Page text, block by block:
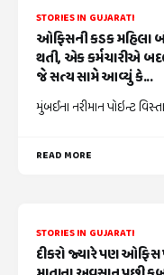
STORIES IN GUJARATI
ઓફિસની કડક મહિલા
થતી, એક કર્મચારીએ
જે સત્ય સામે આવ્યું કે...
મુંબઈના નરીમાન પોઇન્ટ
READ MORE
STORIES IN GUJARATI
દીકરો જ્યારે પણ ઓફિસ